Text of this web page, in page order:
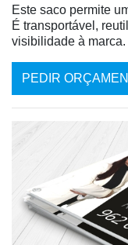
Este saco permite
É transportável,
visibilidade à marca.
PEDIR